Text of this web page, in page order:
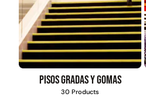
Pisos gradas y gomas
30 Products